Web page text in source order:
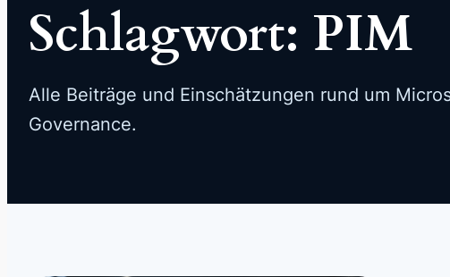
Schlagwort: PIM
Alle Beiträge und Einschätzungen rund um
Governance.